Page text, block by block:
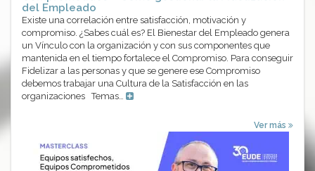
del Empleado
Existe una correlación entre satisfacción, motivación y
compromiso. ¿Sabes cuál es? El Bienestar del Empleado genera
un Vínculo con la organización y con sus componentes que
mantenida en el tiempo fortalece el Compromiso. Para conseguir
Fidelizar a las personas y que se genere ese Compromiso
debemos trabajar una Cultura de la Satisfacción en las
organizaciones Temas…
Ver más